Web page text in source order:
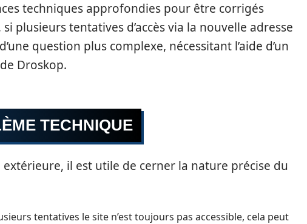
techniques approfondies pour être corrigés
plusieurs tentatives d’accès via la nouvelle adresse
question plus complexe, nécessitant l’aide d’un
Droskop.
TECHNIQUE
il est utile de cerner la nature précise du
tentatives le site n’est toujours pas accessible, cela peut